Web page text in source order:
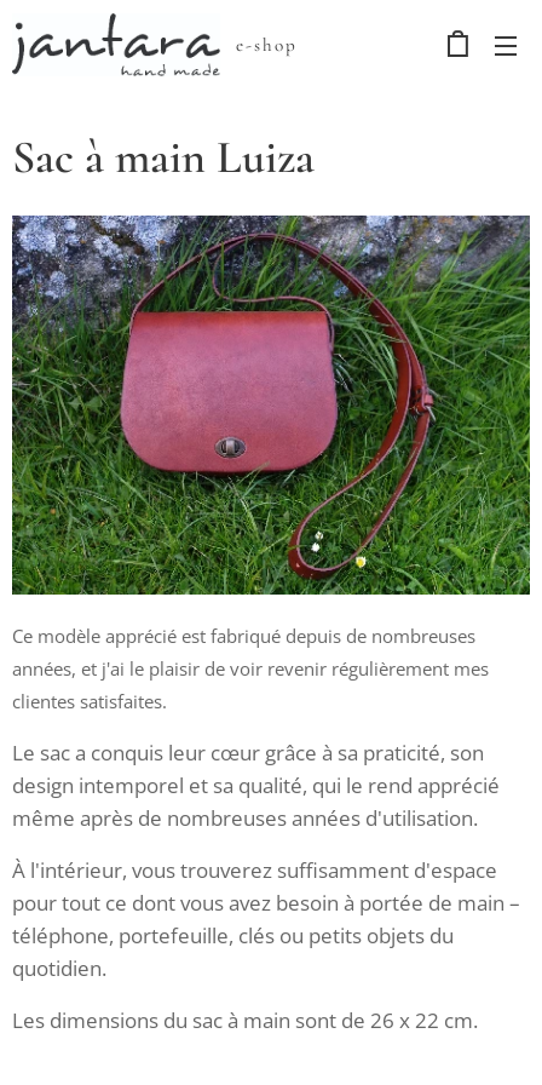
e-shop
Sac à main Luiza
Ce modèle apprécié est fabriqué depuis de nombreuses
années, et j'ai le plaisir de voir revenir régulièrement mes
clientes satisfaites.
Le sac a conquis leur cœur grâce à sa praticité, son
design intemporel et sa qualité, qui le rend apprécié
même après de nombreuses années d'utilisation.
À l'intérieur, vous trouverez suffisamment d'espace
pour tout ce dont vous avez besoin à portée de main –
téléphone, portefeuille, clés ou petits objets du
quotidien.
Les dimensions du sac à main sont de 26 x 22 cm.